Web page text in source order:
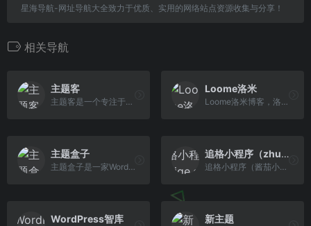
星海导航-网址导航大全致力于优质、实用的网络站点资源收集与分享！
相关导航
主题客
主题客是一个专注于WordPress原创主题开发，模板、插件、教程、经验分享的WordPress站点。
Loome洛米
Loome洛米博客，洛米汉化分享国外优秀wordpress主题,wordpress插件,提供wordpress汉化主题,wordpress汉化插件,wordpress模板的免费下载,专注yootheme主题,widgetkit插件的使用与分享。
主题盒子
主题盒子是一家WordPress主题模板服务商,致力于WordPress主题模板开发,所有WP主题均原创开发,提供WordPress企业主题、跨境电商独立站,WordPress博客主题、商城主 题及CMS主题等主题定制下载,为企业及站长提供助力。
追格小程序（zhuige.com）
追格小程序（酱茄小程序）官网为用户提供圈子小程序，知识付费小程序，企业官网小程序和酱茄plus，酱茄pro及WordPress小程序，WordPress主题模板相关问题的交流分享及购买
WordPress智库 新主题